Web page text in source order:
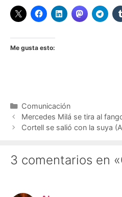
Me gusta esto:
Categorías
Comunicación
Mercedes Milá se tira al
Cortell se salió con la suya
3 comentarios en